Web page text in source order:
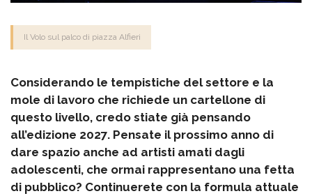
Il Volo sul palco di piazza Alfieri
Considerando le tempistiche del settore e la
mole di lavoro che richiede un cartellone di
questo livello, credo stiate già pensando
all’edizione 2027. Pensate il prossimo anno di
dare spazio anche ad artisti amati dagli
adolescenti, che ormai rappresentano una fetta
di pubblico? Continuerete con la formula attuale